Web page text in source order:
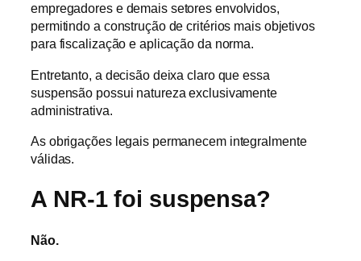
empregadores e demais setores envolvidos,
permitindo a construção de critérios mais objetivos
para fiscalização e aplicação da norma.
Entretanto, a decisão deixa claro que essa
suspensão possui natureza exclusivamente
administrativa.
As obrigações legais permanecem integralmente
válidas.
A NR-1 foi suspensa?
Não.